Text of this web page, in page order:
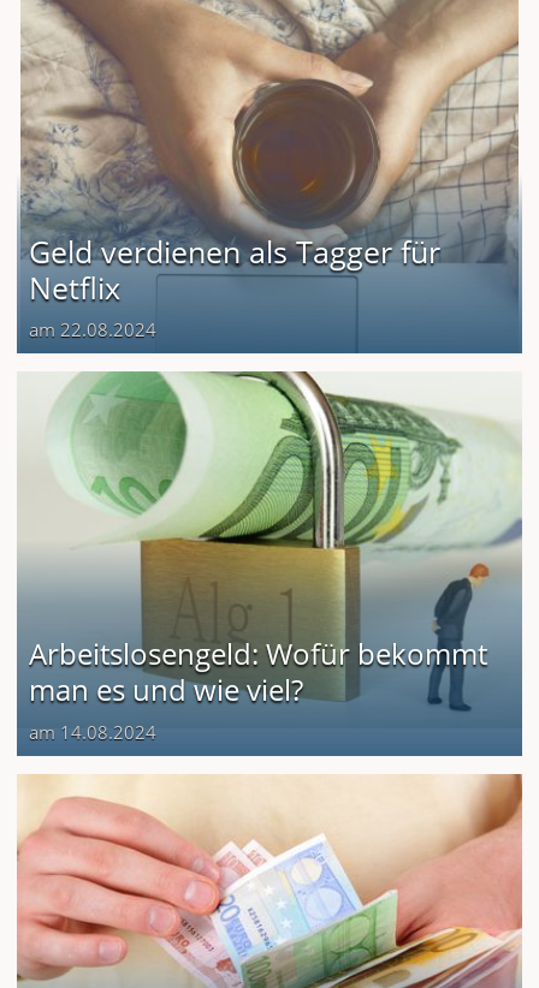
Geld verdienen als Tagger für
Netflix
am 22.08.2024
Arbeitslosengeld: Wofür bekommt
man es und wie viel?
am 14.08.2024